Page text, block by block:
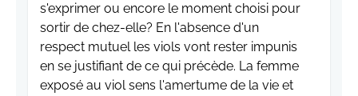
s'exprimer ou encore le moment choisi pour
sortir de chez-elle? En l'absence d'un
respect mutuel les viols vont rester impunis
en se justifiant de ce qui précède. La femme
exposé au viol sens l'amertume de la vie et